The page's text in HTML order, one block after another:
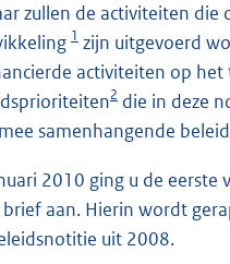
zullen de activiteiten
1 zijn uitgevoerd
activiteiten op
2 die in deze
samenhangende
2010 ging u de eerste
brief aan. Hierin wordt
uit 2008.